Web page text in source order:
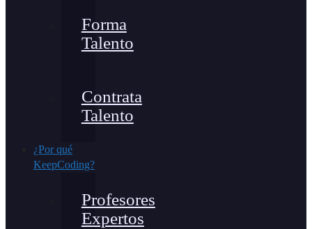
Forma
Talento
Contrata
Talento
¿Por qué
KeepCoding?
Profesores
Expertos